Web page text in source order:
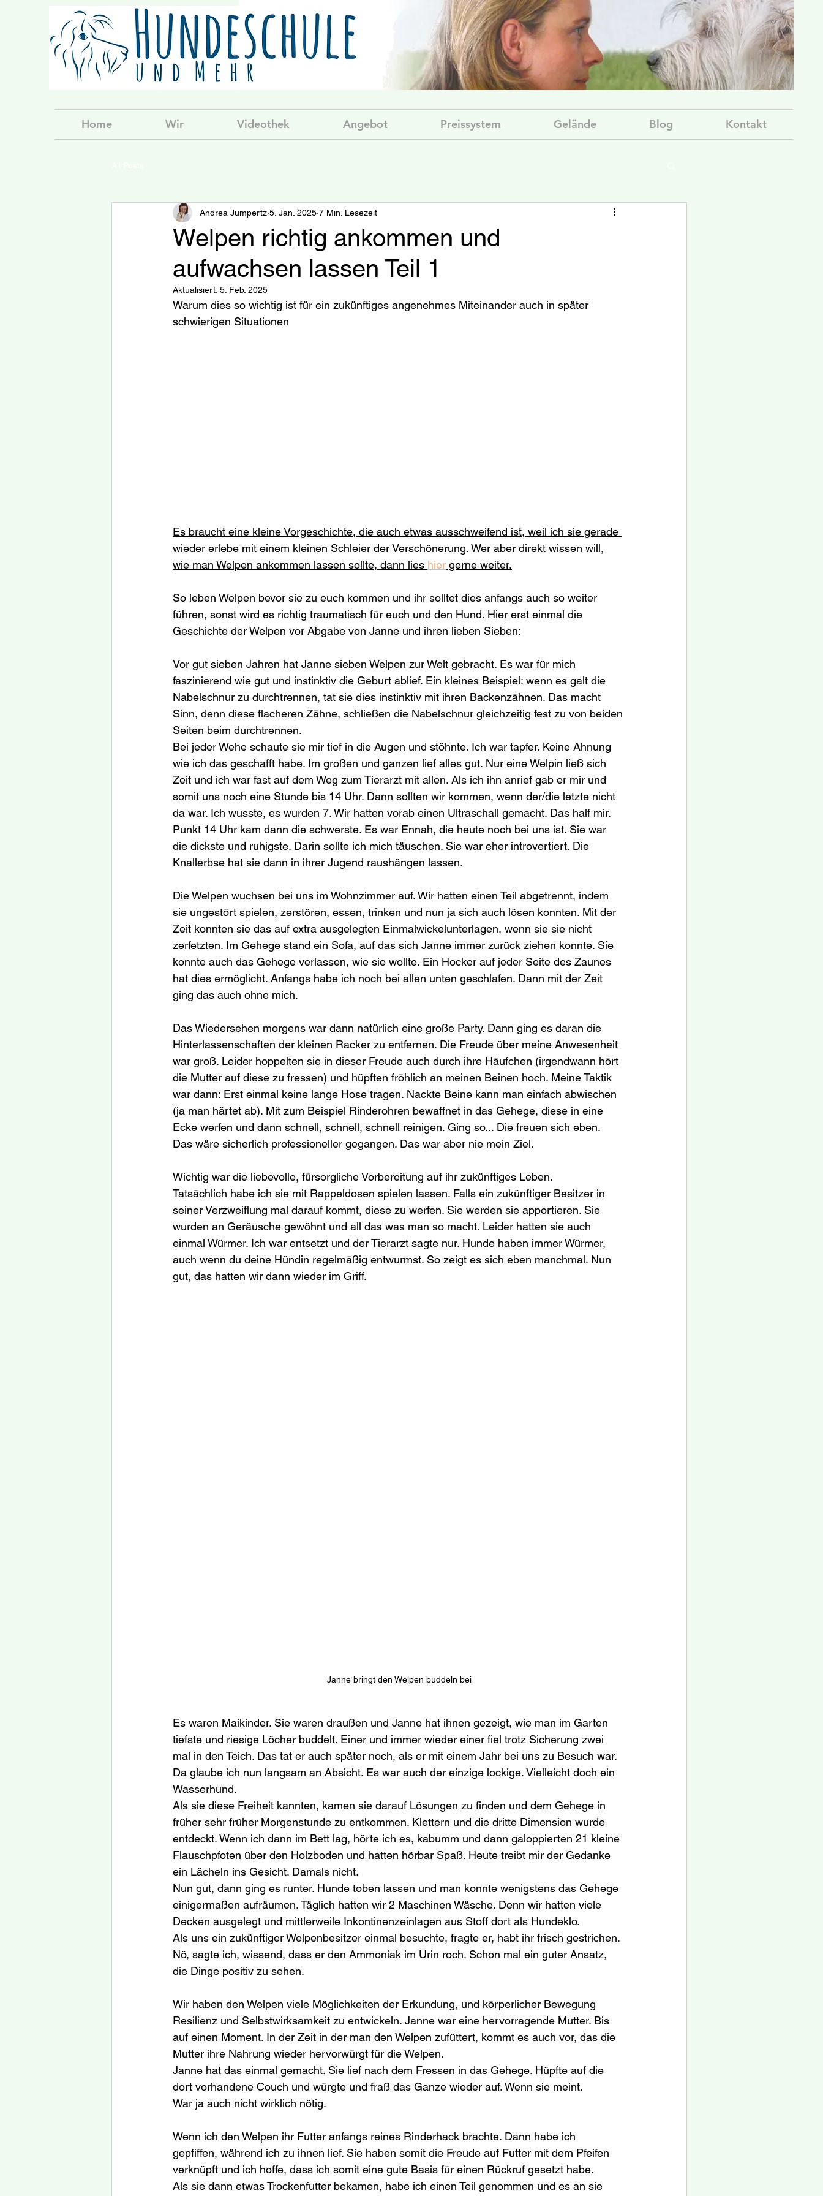
Home Wir Videothek Angebot Preissystem Gelände Blog Kontakt
Welpen richtig ankommen und
aufwachsen lassen Teil 1
Andrea Jumpertz 5. Jan. 2025 7 Min. Lesezeit
Aktualisiert: 5. Feb. 2025
Warum dies so wichtig ist für ein zukünftiges angenehmes Miteinander auch in später
schwierigen Situationen
Es braucht eine kleine Vorgeschichte, die auch etwas ausschweifend ist, weil ich sie gerade
wieder erlebe mit einem kleinen Schleier der Verschönerung. Wer aber direkt wissen will,
wie man Welpen ankommen lassen sollte, dann lies hier gerne weiter.
So leben Welpen bevor sie zu euch kommen und ihr solltet dies anfangs auch so weiter
führen, sonst wird es richtig traumatisch für euch und den Hund. Hier erst einmal die
Geschichte der Welpen vor Abgabe von Janne und ihren lieben Sieben:
Vor gut sieben Jahren hat Janne sieben Welpen zur Welt gebracht. Es war für mich
faszinierend wie gut und instinktiv die Geburt ablief. Ein kleines Beispiel: wenn es galt die
Nabelschnur zu durchtrennen, tat sie dies instinktiv mit ihren Backenzähnen. Das macht
Sinn, denn diese flacheren Zähne, schließen die Nabelschnur gleichzeitig fest zu von beiden
Seiten beim durchtrennen.
Bei jeder Wehe schaute sie mir tief in die Augen und stöhnte. Ich war tapfer. Keine Ahnung
wie ich das geschafft habe. Im großen und ganzen lief alles gut. Nur eine Welpin ließ sich
Zeit und ich war fast auf dem Weg zum Tierarzt mit allen. Als ich ihn anrief gab er mir und
somit uns noch eine Stunde bis 14 Uhr. Dann sollten wir kommen, wenn der/die letzte nicht
da war. Ich wusste, es wurden 7. Wir hatten vorab einen Ultraschall gemacht. Das half mir.
Punkt 14 Uhr kam dann die schwerste. Es war Ennah, die heute noch bei uns ist. Sie war
die dickste und ruhigste. Darin sollte ich mich täuschen. Sie war eher introvertiert. Die
Knallerbse hat sie dann in ihrer Jugend raushängen lassen.
Die Welpen wuchsen bei uns im Wohnzimmer auf. Wir hatten einen Teil abgetrennt, indem
sie ungestört spielen, zerstören, essen, trinken und nun ja sich auch lösen konnten. Mit der
Zeit konnten sie das auf extra ausgelegten Einmalwickelunterlagen, wenn sie sie nicht
zerfetzten. Im Gehege stand ein Sofa, auf das sich Janne immer zurück ziehen konnte. Sie
konnte auch das Gehege verlassen, wie sie wollte. Ein Hocker auf jeder Seite des Zaunes
hat dies ermöglicht. Anfangs habe ich noch bei allen unten geschlafen. Dann mit der Zeit
ging das auch ohne mich.
Das Wiedersehen morgens war dann natürlich eine große Party. Dann ging es daran die
Hinterlassenschaften der kleinen Racker zu entfernen. Die Freude über meine Anwesenheit
war groß. Leider hoppelten sie in dieser Freude auch durch ihre Häufchen (irgendwann hört
die Mutter auf diese zu fressen) und hüpften fröhlich an meinen Beinen hoch. Meine Taktik
war dann: Erst einmal keine lange Hose tragen. Nackte Beine kann man einfach abwischen
(ja man härtet ab). Mit zum Beispiel Rinderohren bewaffnet in das Gehege, diese in eine
Ecke werfen und dann schnell, schnell, schnell reinigen. Ging so... Die freuen sich eben.
Das wäre sicherlich professioneller gegangen. Das war aber nie mein Ziel.
Wichtig war die liebevolle, fürsorgliche Vorbereitung auf ihr zukünftiges Leben.
Tatsächlich habe ich sie mit Rappeldosen spielen lassen. Falls ein zukünftiger Besitzer in
seiner Verzweiflung mal darauf kommt, diese zu werfen. Sie werden sie apportieren. Sie
wurden an Geräusche gewöhnt und all das was man so macht. Leider hatten sie auch
einmal Würmer. Ich war entsetzt und der Tierarzt sagte nur. Hunde haben immer Würmer,
auch wenn du deine Hündin regelmäßig entwurmst. So zeigt es sich eben manchmal. Nun
gut, das hatten wir dann wieder im Griff.
Janne bringt den Welpen buddeln bei
Es waren Maikinder. Sie waren draußen und Janne hat ihnen gezeigt, wie man im Garten
tiefste und riesige Löcher buddelt. Einer und immer wieder einer fiel trotz Sicherung zwei
mal in den Teich. Das tat er auch später noch, als er mit einem Jahr bei uns zu Besuch war.
Da glaube ich nun langsam an Absicht. Es war auch der einzige lockige. Vielleicht doch ein
Wasserhund.
Als sie diese Freiheit kannten, kamen sie darauf Lösungen zu finden und dem Gehege in
früher sehr früher Morgenstunde zu entkommen. Klettern und die dritte Dimension wurde
entdeckt. Wenn ich dann im Bett lag, hörte ich es, kabumm und dann galoppierten 21 kleine
Flauschpfoten über den Holzboden und hatten hörbar Spaß. Heute treibt mir der Gedanke
ein Lächeln ins Gesicht. Damals nicht.
Nun gut, dann ging es runter. Hunde toben lassen und man konnte wenigstens das Gehege
einigermaßen aufräumen. Täglich hatten wir 2 Maschinen Wäsche. Denn wir hatten viele
Decken ausgelegt und mittlerweile Inkontinenzeinlagen aus Stoff dort als Hundeklo.
Als uns ein zukünftiger Welpenbesitzer einmal besuchte, fragte er, habt ihr frisch gestrichen.
Nö, sagte ich, wissend, dass er den Ammoniak im Urin roch. Schon mal ein guter Ansatz,
die Dinge positiv zu sehen.
Wir haben den Welpen viele Möglichkeiten der Erkundung, und körperlicher Bewegung
Resilienz und Selbstwirksamkeit zu entwickeln. Janne war eine hervorragende Mutter. Bis
auf einen Moment. In der Zeit in der man den Welpen zufüttert, kommt es auch vor, das die
Mutter ihre Nahrung wieder hervorwürgt für die Welpen.
Janne hat das einmal gemacht. Sie lief nach dem Fressen in das Gehege. Hüpfte auf die
dort vorhandene Couch und würgte und fraß das Ganze wieder auf. Wenn sie meint.
War ja auch nicht wirklich nötig.
Wenn ich den Welpen ihr Futter anfangs reines Rinderhack brachte. Dann habe ich
gepfiffen, während ich zu ihnen lief. Sie haben somit die Freude auf Futter mit dem Pfeifen
verknüpft und ich hoffe, dass ich somit eine gute Basis für einen Rückruf gesetzt habe.
Als sie dann etwas Trockenfutter bekamen, habe ich einen Teil genommen und es an sie